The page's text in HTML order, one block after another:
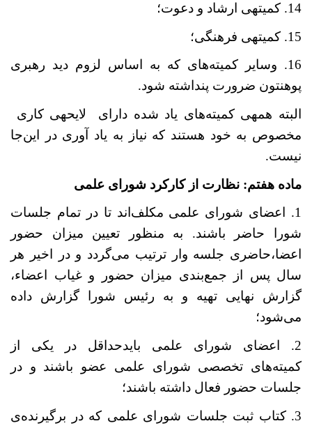
14. کمیته‏ی ارشاد و دعوت؛
15. کمیته‏ی فرهنگی؛
16. وسایر کمیته
های که به اساس لزوم دید رهبری
پوهنتون ضرورت پنداشته شود.
البته همه­ی کمیتههای یاد شده دارای لایحه‏ی کاری
مخصوص به خود هستند که نیاز به یاد آوری در اینجا
نیست.
ماده هفتم: نظارت از کارکرد شورای علمی
1. اعضای شورای علمی مکلف
اند تا در تمام جلسات
شورا حاضر باشند. به منظور تعیین میزان حضور
اعضا،حاضری جلسه وار ترتیب میگردد و در اخیر هر
سال پس از جمعبندی میزان حضور و غیاب اعضاء،
گزارش نهایی تهیه و به رئیس شورا گزارش داده
میشود؛
2. اعضای شورای علمی بایدحداقل در یکی از
کمیتههای تخصصی شورای علمی عضو باشند و در
جلسات حضور فعال داشته باشند؛
3. کتاب ثبت جلسات شورای علمی که در برگیرنده
ی